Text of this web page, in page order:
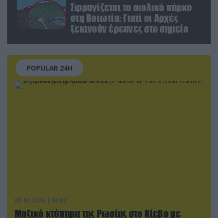
Σφραγίζεται το αιολικό πάρκο
στη Βοιωτία: Γιατί οι Αρχές
ξεκινούν έρευνες στο σημείο
POPULAR 24H
05.08.2026 | 08:02
Μαζικό κτύπημα της Ρωσίας στο Κίεβο με